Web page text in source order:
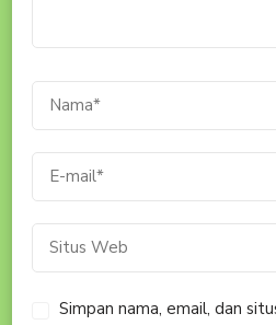
Simpan nama, email, dan